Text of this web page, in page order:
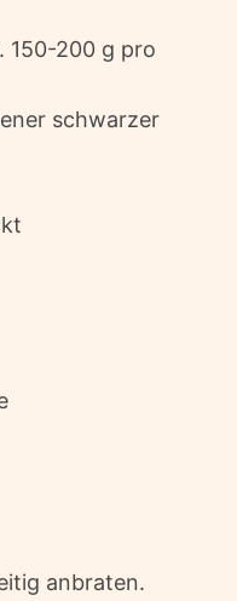
150-200 g pro
schwarzer
anbraten.